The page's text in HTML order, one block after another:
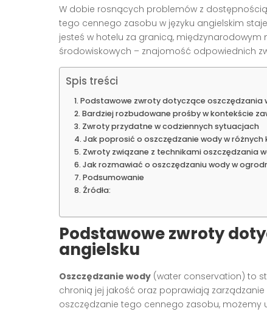
W dobie rosnących problemów z
tego cennego zasobu w języku angielskim
jesteś w hotelu za granicą,
środowiskowych – znajomość odpowiednich
Spis treści
Podstawowe zwroty dotyczące oszczędzania
Bardziej rozbudowane prośby w kontekście
Zwroty przydatne w codziennych sytuacjach
Jak poprosić o oszczędzanie wody w
Zwroty związane z technikami oszczędzania
Jak rozmawiać o oszczędzaniu wody w
Podsumowanie
Źródła:
Podstawowe zwroty
angielsku
Oszczędzanie wody (water conservation) to
chronią jej jakość oraz poprawiają
oszczędzanie tego cennego zasobu, możemy